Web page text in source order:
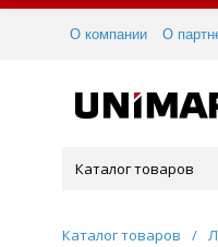
О компании О
Каталог товаров
Каталог товаров /